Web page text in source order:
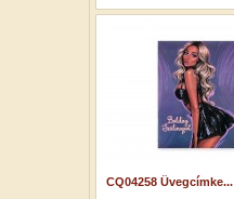
CQ04258 Üvegcímke...